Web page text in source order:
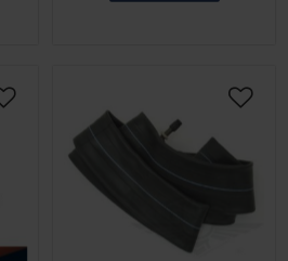
Lägg till i önskelista Lägg